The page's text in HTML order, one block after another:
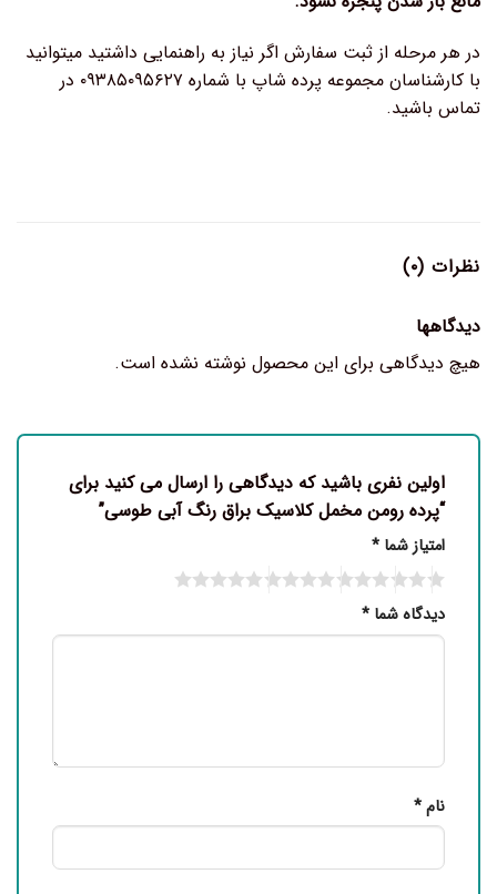
در هر مرحله از ثبت سفارش اگر نیاز به راهنمایی داشتید میتوانید
با کارشناسان مجموعه پرده شاپ با شماره ۰۹۳۸۵۰۹۵۶۲۷ در
تماس باشید.
نظرات (۰)
دیدگاهها
هیچ دیدگاهی برای این محصول نوشته نشده است.
اولین نفری باشید که دیدگاهی را ارسال می کنید برای
“پرده رومن مخمل کلاسیک براق رنگ آبی طوسی”
امتیاز شما *
دیدگاه شما *
نام*